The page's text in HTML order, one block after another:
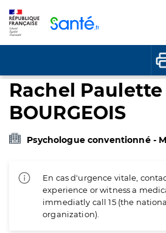
Rachel
BOURGEOIS
Psychologue conventionné -
En cas d'urgence vitale,
experience or witness a
immediatly call 15 (the
organization).